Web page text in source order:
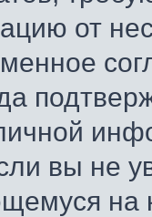
от
вы не